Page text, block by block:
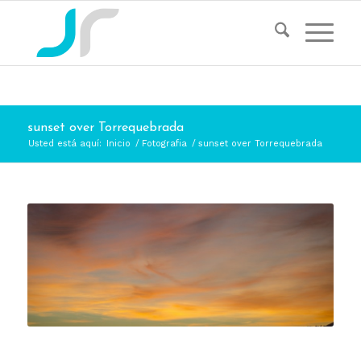
sunset over Torrequebrada
Usted está aquí: Inicio / Fotografia / sunset over Torrequebrada